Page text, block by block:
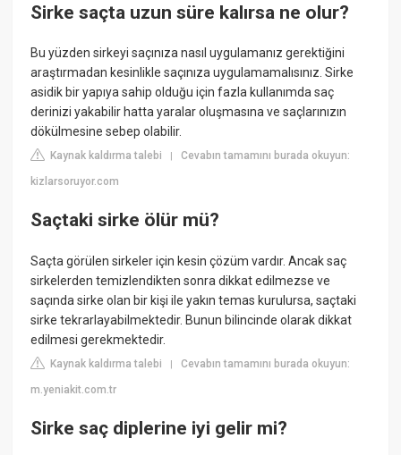
Sirke saçta uzun süre kalırsa ne olur?
Bu yüzden sirkeyi saçınıza nasıl uygulamanız gerektiğini
araştırmadan kesinlikle saçınıza uygulamamalısınız. Sirke
asidik bir yapıya sahip olduğu için fazla kullanımda saç
derinizi yakabilir hatta yaralar oluşmasına ve saçlarınızın
dökülmesine sebep olabilir.
Kaynak kaldırma talebi |Cevabın tamamını burada okuyun:
kizlarsoruyor.com
Saçtaki sirke ölür mü?
Saçta görülen sirkeler için kesin çözüm vardır. Ancak saç
sirkelerden temizlendikten sonra dikkat edilmezse ve
saçında sirke olan bir kişi ile yakın temas kurulursa, saçtaki
sirke tekrarlayabilmektedir. Bunun bilincinde olarak dikkat
edilmesi gerekmektedir.
Kaynak kaldırma talebi |Cevabın tamamını burada okuyun:
m.yeniakit.com.tr
Sirke saç diplerine iyi gelir mi?